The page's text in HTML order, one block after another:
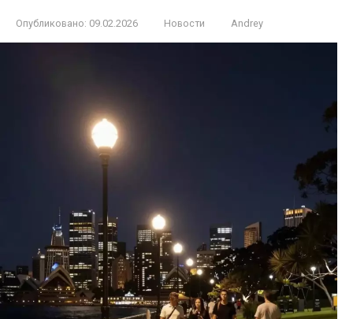
Опубликовано: 09.02.2026 Новости Andrey